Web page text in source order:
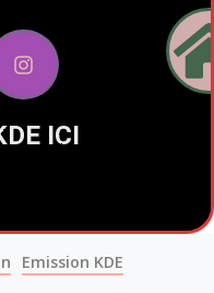
ICI
Emission KDE